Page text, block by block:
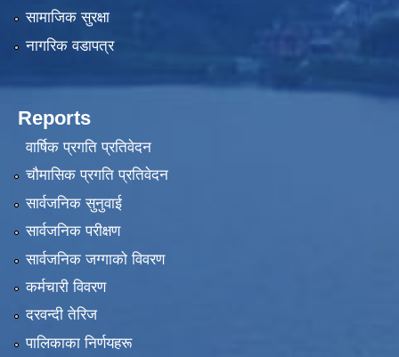
सामाजिक सुरक्षा
नागरिक वडापत्र
Reports
वार्षिक प्रगति प्रतिवेदन
चौमासिक प्रगति प्रतिवेदन
सार्वजनिक सुनुवाई
सार्वजनिक परीक्षण
सार्वजनिक जग्गाको विवरण
कर्मचारी विवरण
दरवन्दी तेरिज
पालिकाका निर्णयहरू